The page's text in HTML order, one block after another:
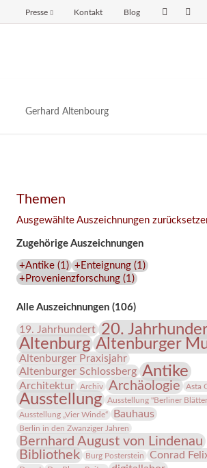
Blog
Kontakt
Presse
Gerhard Altenbourg
Themen
Ausgewählte Auszeichnungen
Zugehörige Auszeichnungen
+Antike(1 ) +Enteignung(1 )
+Provenienzforschung(1 )
Alle Auszeichnungen (106)
19. Jahrhundert 20.
Altenburg Altenburger
Altenburger Praxisjahr
Altenburger Schlossberg Antike
Architektur Archiv Archäologie Asta
Ausstellung
Ausstellung "Berliner
Ausstellung „Vier Winde“
Bauhaus
Berlin in den Zwanziger Jahren
Bernhard August von Lindenau
Bibliothek
Burg Posterstein Conrad